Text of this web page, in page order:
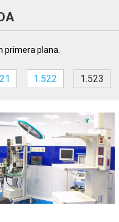
primera plana.
1.522 1.523